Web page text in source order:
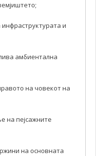
и
амбиентална
на човекот на
пејсажните
на основната